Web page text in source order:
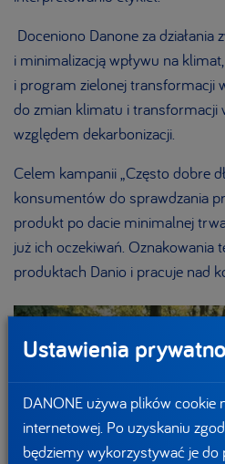
Doceniono Danone zadziałania
i minimalizacją wpływu na
i program zielonej transformacji
do zmian klimatu i transformacji
względem dekarbonizacji.
Celem kampanii „Często dobre
konsumentów do sprawdzania
produkt po dacie minimalnej
już ich oczekiwań. Oznakowania
produktach Danio i pracuje nad
Ustawienia
DANONE używa plików cookie
internetowej. Po uzyskaniu
będziemy wykorzystywać je do